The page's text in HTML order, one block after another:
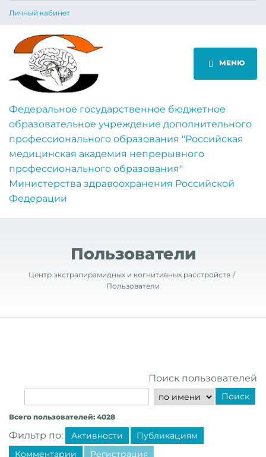
Личный кабинет
МЕНЮ
Федеральное государственное бюджетное
образовательное учреждение дополнительного
профессионального образования "Российская
медицинская академия непрерывного
профессионального образования"
Министерства здравоохранения Российской
Федерации
Пользователи
Центр экстрапирамидных и когнитивных расстройств
Пользователи
Поиск пользователей
Поиск
Всего пользователей: 4028
Фильтр по: Активности
Публикациям
Комментарии
Регистрация